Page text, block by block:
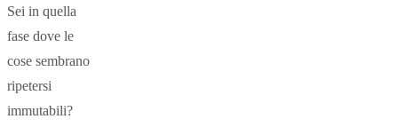
Sei in quella
fase dove le
cose sembrano
ripetersi
immutabili?